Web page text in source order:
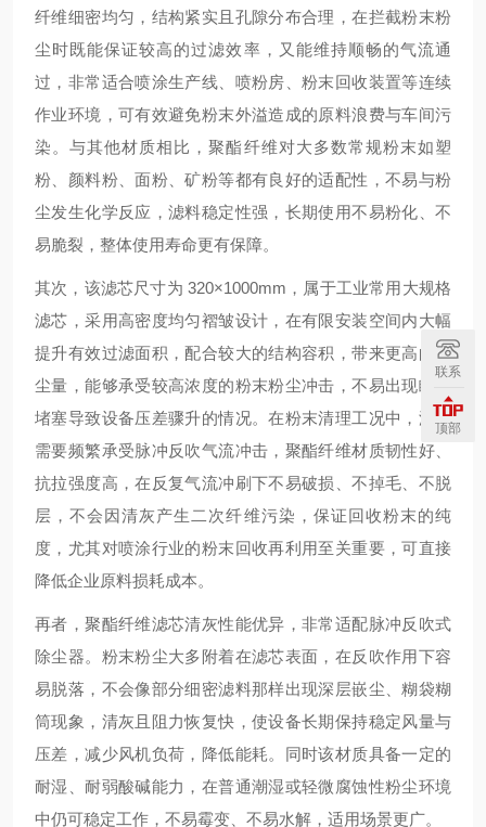
纤维细密均匀，结构紧实且孔隙分布合理，在拦截粉末粉
尘时既能保证较高的过滤效率，又能维持顺畅的气流通
过，非常适合喷涂生产线、喷粉房、粉末回收装置等连续
作业环境，可有效避免粉末外溢造成的原料浪费与车间污
染。与其他材质相比，聚酯纤维对大多数常规粉末如塑
粉、颜料粉、面粉、矿粉等都有良好的适配性，不易与粉
尘发生化学反应，滤料稳定性强，长期使用不易粉化、不
易脆裂，整体使用寿命更有保障。
其次，该滤芯尺寸为 320×1000mm，属于工业常用大规格
滤芯，采用高密度均匀褶皱设计，在有限安装空间内大幅
提升有效过滤面积，配合较大的结构容积，带来更高的容
尘量，能够承受较高浓度的粉末粉尘冲击，不易出现瞬间
堵塞导致设备压差骤升的情况。在粉末清理工况中，滤芯
需要频繁承受脉冲反吹气流冲击，聚酯纤维材质韧性好、
抗拉强度高，在反复气流冲刷下不易破损、不掉毛、不脱
层，不会因清灰产生二次纤维污染，保证回收粉末的纯
度，尤其对喷涂行业的粉末回收再利用至关重要，可直接
降低企业原料损耗成本。
再者，聚酯纤维滤芯清灰性能优异，非常适配脉冲反吹式
除尘器。粉末粉尘大多附着在滤芯表面，在反吹作用下容
易脱落，不会像部分细密滤料那样出现深层嵌尘、糊袋糊
筒现象，清灰且阻力恢复快，使设备长期保持稳定风量与
压差，减少风机负荷，降低能耗。同时该材质具备一定的
耐湿、耐弱酸碱能力，在普通潮湿或轻微腐蚀性粉尘环境
中仍可稳定工作，不易霉变、不易水解，适用场景更广。
联系
顶部